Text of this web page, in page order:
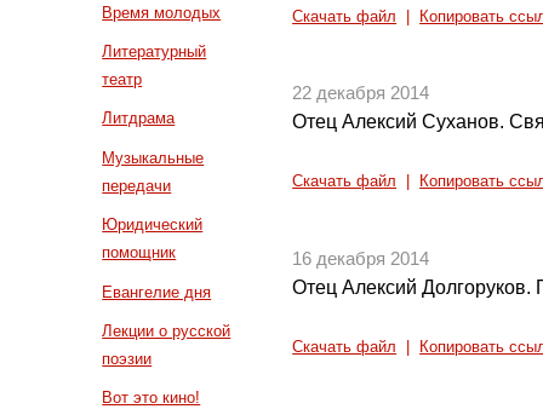
Время молодых
Литературный
театр
Литдрама
Музыкальные
передачи
Юридический
помощник
Евангелие дня
Лекции о русской
поэзии
Вот это кино!
Скачать файл Копировать
22 декабря 2014
Отец Алексий Суханов.
Скачать файл Копировать
16 декабря 2014
Отец Алексий Долгоруков.
Скачать файл Копировать